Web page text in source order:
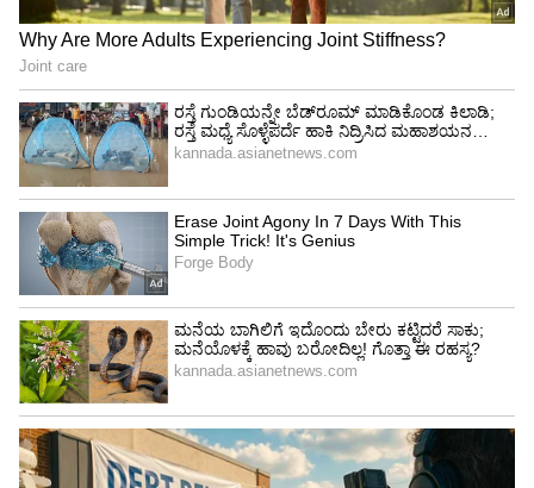
ಬಿಎಲ್‌ಒಗಳು ನಿಷ್ಪಕ್ಷಪಾತವಾಗಿ ಕೆಲಸ ಮಾಡುತ್ತಾರೆ. ಇವರ
ಜೊತೆಗೆ ಚುನಾವಣಾ ಆಯೋಗವು ಬೂತ್ ಮಟ್ಟದ
ಏಜೆಂಟ್‌ಗಳ (ಬಿಎಲ್‌ಎ-2) ಮೂಲಕವೂ ಮತದಾರರಿಗೆ
ಮಾಹಿತಿ ಒದಗಿಸಿಕೊಡಲು ಅವಕಾಶ ನೀಡಿದೆ. ಇದರಡಿ ಎಲ್ಲ
ಪಕ್ಷಗಳ ರಾಜಕೀಯ ಪ್ರತಿನಿಧಿಗಳು, ಮುಖಂಡರು ಮತದಾರು